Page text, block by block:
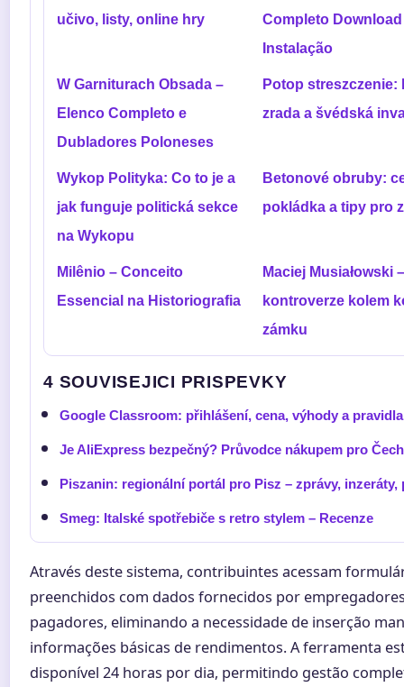
učivo, listy, online hry
Completo Download
Instalação
W Garniturach Obsada –
Elenco Completo e
Dubladores Poloneses
Potop streszczenie:
zrada a švédská
Wykop Polityka: Co to je a
jak funguje politická sekce
na Wykopu
Betonové obruby:
pokládka a tipy pro
Milênio – Conceito
Essencial na Historiografia
Maciej Musiałowski –
kontroverze kolem
zámku
4 SOUVISEJICI PRISPEVKY
Google Classroom: přihlášení, cena, výhody a pravidla
Je AliExpress bezpečný? Průvodce nákupem pro
Piszanin: regionální portál pro Pisz – zprávy, inzeráty,
Smeg: Italské spotřebiče s retro stylem – Recenze
Através deste sistema, contribuintes acessam
preenchidos com dados fornecidos por
pagadores, eliminando a necessidade de inserção
informações básicas de rendimentos. A ferramenta
disponível 24 horas por dia, permitindo gestão